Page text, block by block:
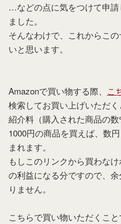
…などの点に気をつけて申請
ました。
そんなわけで、これからこ
いと思います。
Amazonで買い物する際、 こ
検索してお買い上げいただ
紹介料（購入された商品の数
1000円の商品を買えば、数
まれます。
もしこのリンクから買わな
の利益になる分ですので、
りません。
こちらで買い物いただくこ